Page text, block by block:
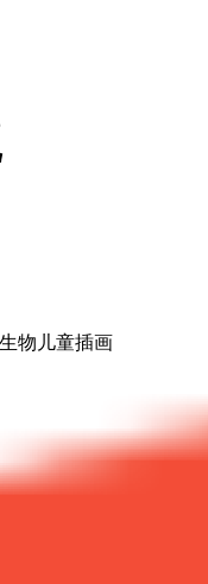
物儿童插画